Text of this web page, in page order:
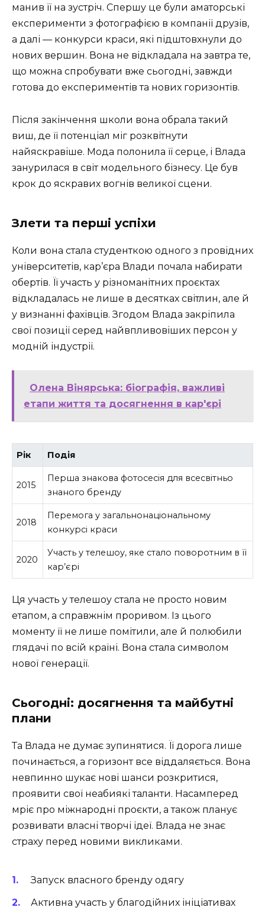
манив її на зустріч. Спершу це були аматорські
експерименти з фотографією в компанії друзів,
а далі — конкурси краси, які підштовхнули до
нових вершин. Вона не відкладала на завтра те,
що можна спробувати вже сьогодні, завжди
готова до експериментів та нових горизонтів.
Після закінчення школи вона обрала такий
виш, де її потенціал міг розквітнути
найяскравіше. Мода полонила її серце, і Влада
занурилася в світ модельного бізнесу. Це був
крок до яскравих вогнів великої сцени.
Злети та перші успіхи
Коли вона стала студенткою одного з провідних
університетів, кар’єра Влади почала набирати
обертів. Її участь у різноманітних проєктах
відкладалась не лише в десятках світлин, але й
у визнанні фахівців. Згодом Влада закріпила
свої позиції серед найвпливовіших персон у
модній індустрії.
Олена Вінярська: біографія, важливі
етапи життя та досягнення в кар'єрі
Рік Подія
2015
Перша знакова фотосесія для всесвітньо
знаного бренду
2018
Перемога у загальнонаціональному
конкурсі краси
2020
Участь у телешоу, яке стало поворотним в її
кар’єрі
Ця участь у телешоу стала не просто новим
етапом, а справжнім проривом. Із цього
моменту її не лише помітили, але й полюбили
глядачі по всій країні. Вона стала символом
нової генерації.
Сьогодні: досягнення та майбутні
плани
Та Влада не думає зупинятися. Її дорога лише
починається, а горизонт все віддаляється. Вона
невпинно шукає нові шанси розкритися,
проявити свої неабиякі таланти. Насамперед
мріє про міжнародні проєкти, а також планує
розвивати власні творчі ідеї. Влада не знає
страху перед новими викликами.
Запуск власного бренду одягу
Активна участь у благодійних ініціативах